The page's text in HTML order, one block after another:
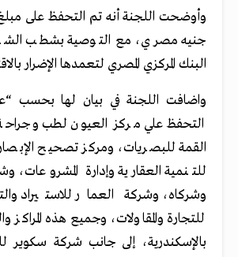
جنيه مصري، مع التوصية بشطب
البنك المركزي المصري لتعمدها الإضرار
التحفظ علي مركز العيون لطب
القمة للبصريات، ومركز تصحيح
للتنمية العقارية وإدارة
وشركاه، وشركة العمار للاستيراد
للتجارة والمقاولات، وجميع هذه المراكز
بالإسكندرية، إلى جانب شركة سكوير